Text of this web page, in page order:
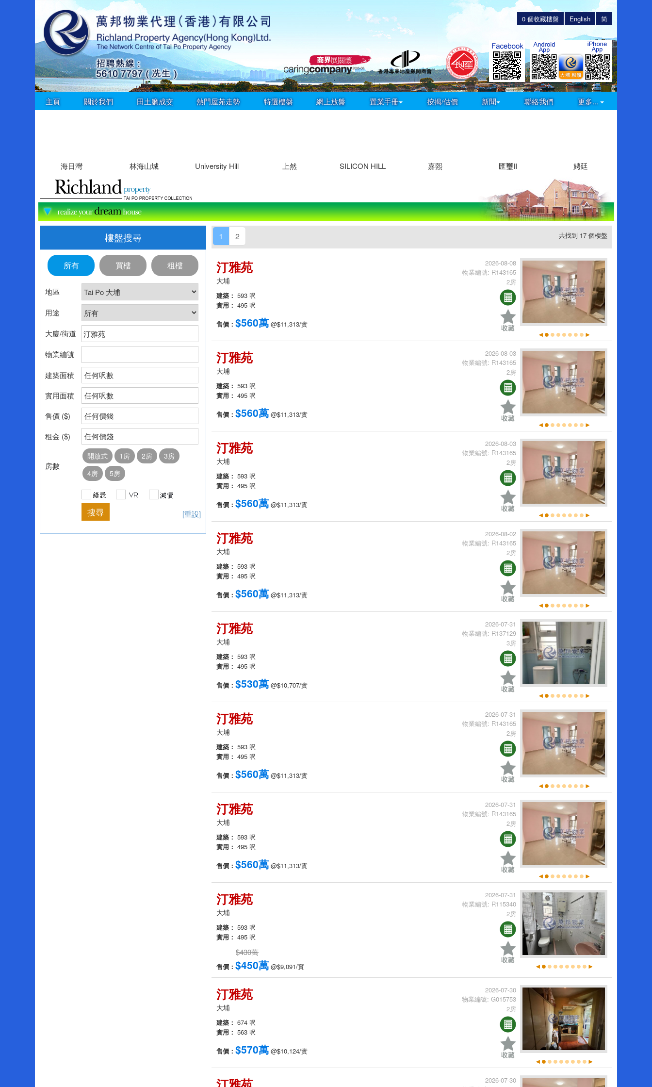
简
English
0 個收藏樓盤
主頁 關於我們 田土廳成交 熱門屋苑走勢 特選樓盤 網上放盤 置業手冊 按揭/估價 新聞 聯絡我們 更多...
海日灣 林海山城 University Hill 上然 SILICON HILL 嘉熙 匯璽II 娉廷
樓盤搜尋
所有 買樓 租樓
地區
用途
大廈/街道
物業編號
建築面積
任何呎數
實用面積
任何呎數
售價 ($)
任何價錢
租金 ($)
任何價錢
房數
開放式 1房 2房
3房
4房
5房
[重設]
1 2 共找到 17 個樓盤
汀雅苑
大埔
建築： 593 呎
實用： 495 呎
售價： $560萬 @$11,313/實
2026-08-08
物業編號: R143165
2房
汀雅苑
大埔
建築： 593 呎
實用： 495 呎
售價： $560萬 @$11,313/實
2026-08-03
物業編號: R143165
2房
汀雅苑
大埔
建築： 593 呎
實用： 495 呎
售價： $560萬 @$11,313/實
2026-08-03
物業編號: R143165
2房
汀雅苑
大埔
建築： 593 呎
實用： 495 呎
售價： $560萬 @$11,313/實
2026-08-02
物業編號: R143165
2房
汀雅苑
大埔
建築： 593 呎
實用： 495 呎
售價： $530萬 @$10,707/實
2026-07-31
物業編號: R137129
3房
汀雅苑
大埔
建築： 593 呎
實用： 495 呎
售價： $560萬 @$11,313/實
2026-07-31
物業編號: R143165
2房
汀雅苑
大埔
建築： 593 呎
實用： 495 呎
售價： $560萬 @$11,313/實
2026-07-31
物業編號: R143165
2房
汀雅苑
大埔
建築： 593 呎
實用： 495 呎
$430萬
售價： $450萬 @$9,091/實
2026-07-31
物業編號: R115340
2房
汀雅苑
大埔
建築： 674 呎
實用： 563 呎
售價： $570萬 @$10,124/實
2026-07-30
物業編號: G015753
2房
2026-07-30